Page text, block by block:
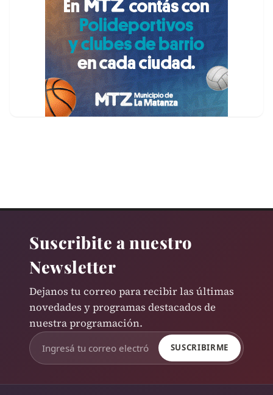
Suscribite a nuestro
Newsletter
Dejanos tu correo para recibir las últimas
novedades y programas destacados de
nuestra programación.
SUSCRIBIRME